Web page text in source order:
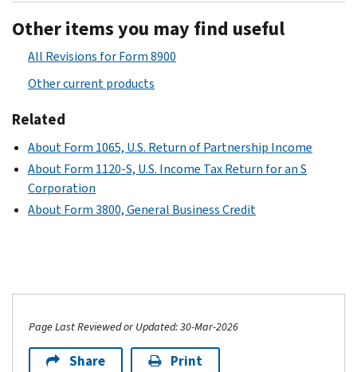
Other items you may find useful
All Revisions for Form 8900
Other current products
Related
About Form 1065, U.S. Return of Partnership Income
About Form 1120-S, U.S. Income Tax Return for an S
Corporation
About Form 3800, General Business Credit
Page Last Reviewed or Updated: 30-Mar-2026
Share Print